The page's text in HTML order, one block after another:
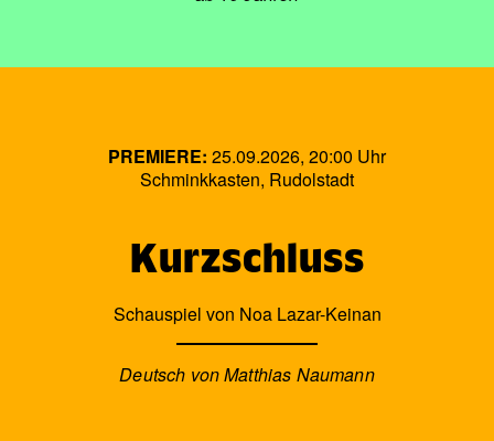
PREMIERE: 25.09.2026, 20:00 Uhr
Schminkkasten, Rudolstadt
Kurzschluss
Schauspiel von Noa Lazar-Keinan
Deutsch von Matthias Naumann